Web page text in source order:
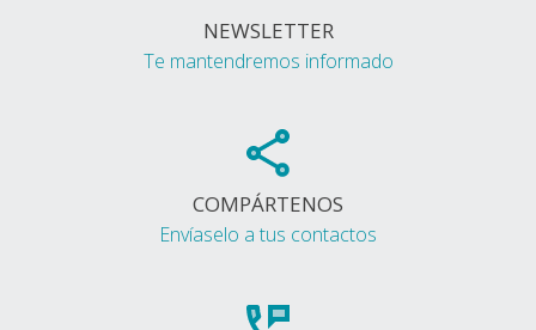
NEWSLETTER
Te mantendremos informado
COMPÁRTENOS
Envíaselo a tus contactos